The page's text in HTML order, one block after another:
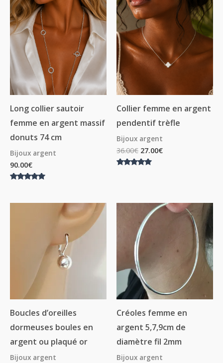
Long collier sautoir
femme en argent massif
donuts 74 cm
Bijoux argent
90.00€
Collier femme en argent
pendentif trèfle
Bijoux argent
36.00€ 27.00€
Boucles d’oreilles
dormeuses boules en
argent ou plaqué or
Bijoux argent
Plage
de
prix :
27.00€
à
Créoles femme en
argent 5,7,9cm de
diamètre fil 2mm
Bijoux argent
Plage
de
48.00€